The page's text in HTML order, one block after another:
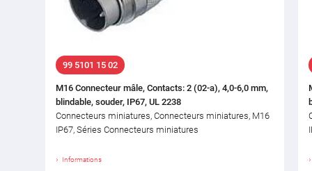
99 5101 15 02
M16 Connecteur mâle, Contacts: 2 (02-a), 4,0-6,0 mm,
blindable, souder, IP67, UL 2238
Connecteurs miniatures, Connecteurs miniatures, M16
IP67, Séries Connecteurs miniatures
Informations